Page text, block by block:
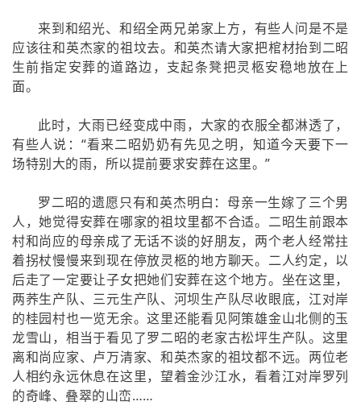
来到和绍光、和绍全两兄弟家上方，有些人问是不是
应该往和英杰家的祖坟去。和英杰请大家把棺材抬到二昭
生前指定安葬的道路边，支起条凳把灵柩安稳地放在上
面。
此时，大雨已经变成中雨，大家的衣服全都淋透了，
有些人说：“看来二昭奶奶有先见之明，知道今天要下一
场特别大的雨，所以提前要求安葬在这里。”
罗二昭的遗愿只有和英杰明白：母亲一生嫁了三个男
人，她觉得安葬在哪家的祖坟里都不合适。二昭生前跟本
村和尚应的母亲成了无话不谈的好朋友，两个老人经常拄
着拐杖慢慢来到现在停放灵柩的地方聊天。二人约定，以
后走了一定要让子女把她们安葬在这个地方。坐在这里，
两荞生产队、三元生产队、河坝生产队尽收眼底，江对岸
的桂园村也一览无余。这里还能看见阿策雄金山北侧的玉
龙雪山，相当于看见了罗二昭的老家古松坪生产队。这里
离和尚应家、卢万清家、和英杰家的祖坟都不远。两位老
人相约永远休息在这里，望着金沙江水，看着江对岸罗列
的奇峰、叠翠的山峦……